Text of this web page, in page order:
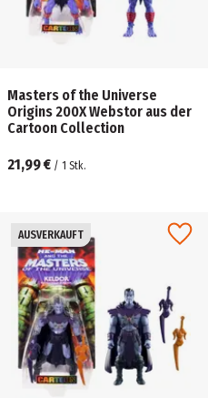
Masters of the Universe
Origins 200X Webstor aus der
Cartoon Collection
21,99 € / 1 Stk.
AUSVERKAUFT